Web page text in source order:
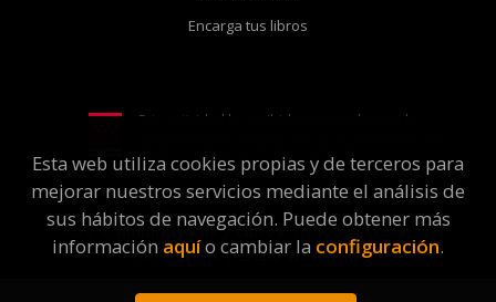
Encarga tus libros
Esta actividad ha recibido una ayuda para la
2026 ©Molar Discos y Libros. Todos los Derechos
Reservados |Grupo Trevenque
Esta web utiliza cookies propias y de terceros para
mejorar nuestros servicios mediante el análisis de
sus hábitos de navegación. Puede obtener más
información aquío cambiar la configuración.